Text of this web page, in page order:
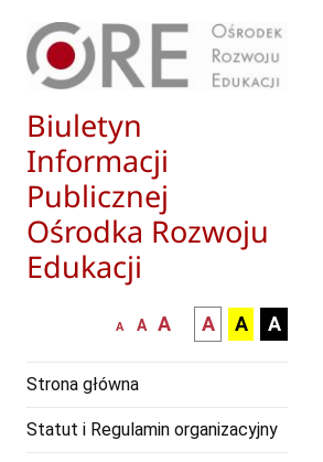
Biuletyn
Informacji
Publicznej
Ośrodka Rozwoju
Edukacji
mniejsza
A
normalna
A
większa-
czcionka
A
kontrast
czarny
białym
A
kontrast
czarny
zółtym
A
kontrast
żółty
A
Strona główna
Statut i Regulamin organizacyjny